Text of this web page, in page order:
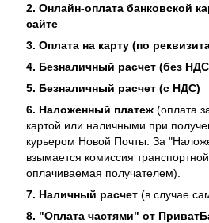
2. Онлайн-оплата банковской
сайте
3. Оплата на карту (по
4. Безналичный расчет (без
5. Безналичный расчет (с НДС)
6. Наложенный платеж (оплата
картой или наличными при
курьером Новой Почты. За
взымается комиссия
оплачиваемая получателем).
7. Наличный расчет (в случае
8. "Оплата частями" от